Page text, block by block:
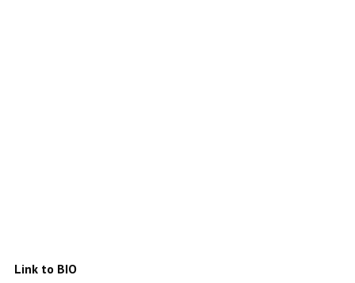
Link to BIO